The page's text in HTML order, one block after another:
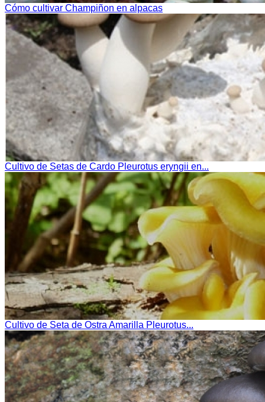
Cómo cultivar Champiñon en alpacas
Cultivo de Setas de Cardo Pleurotus eryngii en...
Cultivo de Seta de Ostra Amarilla Pleurotus...